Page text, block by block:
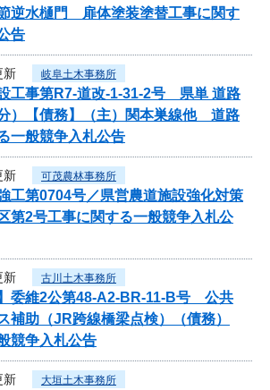
逆水樋門 扉体塗装塗替工事に関す
告
新 岐阜土木事務所
工事第R7-道改-1-31-2号 県単 道路
）【債務】（主）関本巣線他 道路
一般競争入札公告
新 可茂農林事務所
工第0704号／県営農道施設強化対策
第2号工事に関する一般競争入札公
新 古川土木事務所
】委維2公第48-A2-BR-11-B号 公共
補助（JR跨線橋梁点検）（債務）
競争入札公告
新 大垣土木事務所